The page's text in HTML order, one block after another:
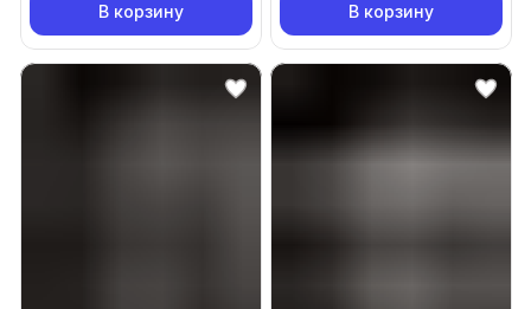
В корзину В корзину